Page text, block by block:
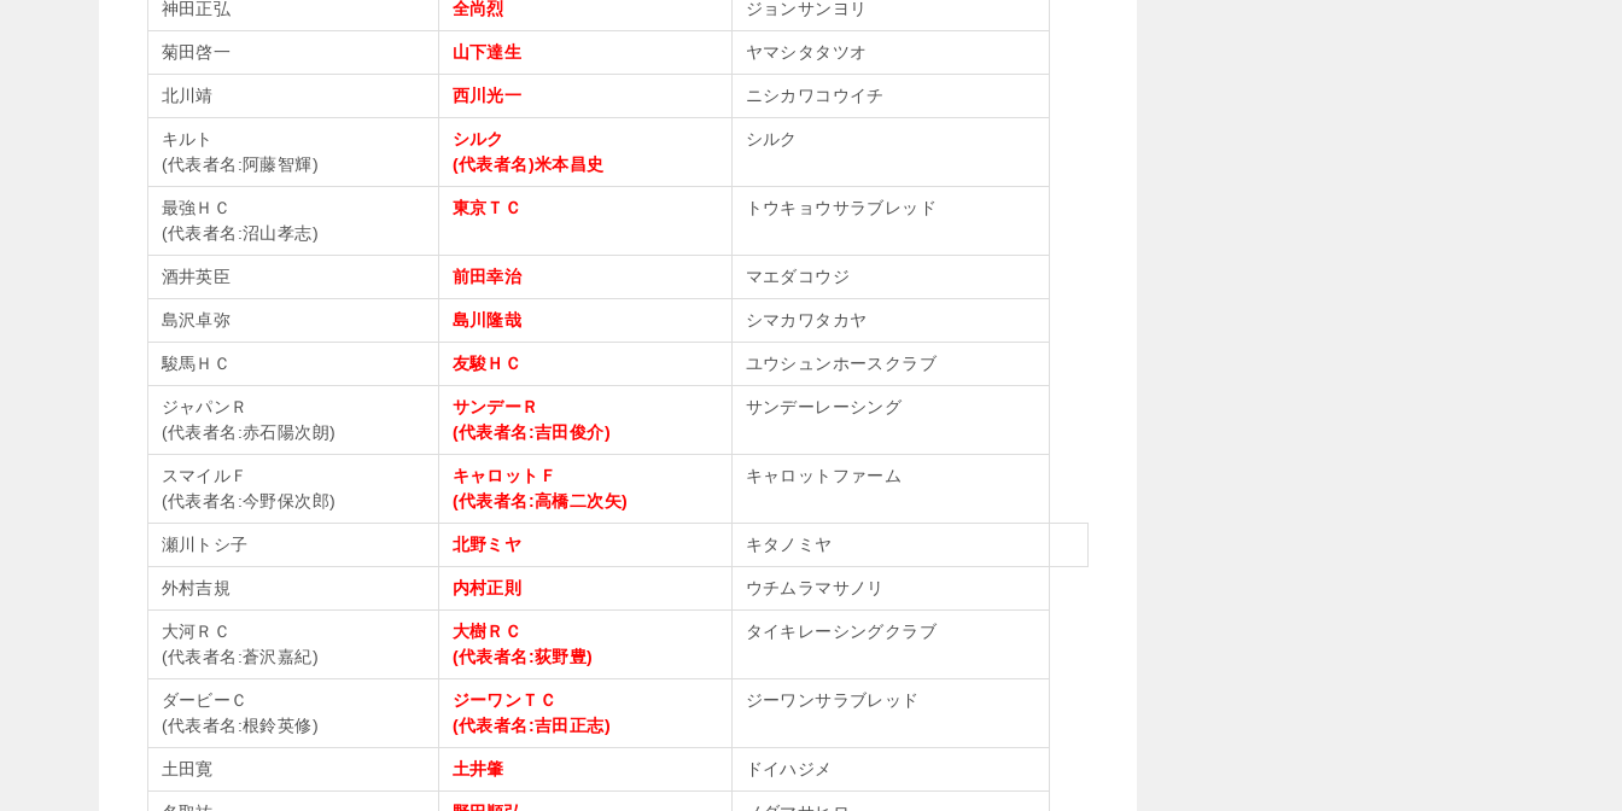
神田正弘 全尚烈 ジョンサンヨリ
菊田啓一 山下達生 ヤマシタタツオ
北川靖 西川光一 ニシカワコウイチ
キルト
(代表者名:阿藤智輝)
シルク
(代表者名)米本昌史
シルク
最強ＨＣ
(代表者名:沼山孝志)
東京ＴＣ トウキョウサラブレッド
酒井英臣 前田幸治 マエダコウジ
島沢卓弥 島川隆哉 シマカワタカヤ
駿馬ＨＣ 友駿ＨＣ ユウシュンホースクラブ
ジャパンＲ
(代表者名:赤石陽次朗)
サンデーＲ
(代表者名:吉田俊介)
サンデーレーシング
スマイルＦ
(代表者名:今野保次郎)
キャロットＦ
(代表者名:高橋二次矢)
キャロットファーム
瀬川トシ子 北野ミヤ キタノミヤ
外村吉規 内村正則 ウチムラマサノリ
大河ＲＣ
(代表者名:蒼沢嘉紀)
大樹ＲＣ
(代表者名:荻野豊)
タイキレーシングクラブ
ダービーＣ
(代表者名:根鈴英修)
ジーワンＴＣ
(代表者名:吉田正志)
ジーワンサラブレッド
土田寛 土井肇 ドイハジメ